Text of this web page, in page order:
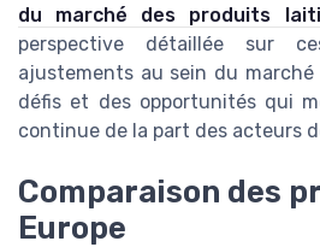
du marché des produits
perspective détaillée sur
ajustements au sein du
défis et des opportunités qui
continue de la part des acteurs
Comparaison des
Europe